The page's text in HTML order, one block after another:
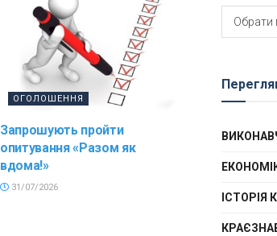
ОГОЛОШЕННЯ
Запрошують пройти
опитування «Разом як
вдома!»
31/07/2026
Архів
новин
Обрати
ІСТОРІЯ